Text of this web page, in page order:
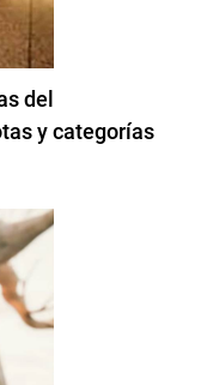
del
y categorías